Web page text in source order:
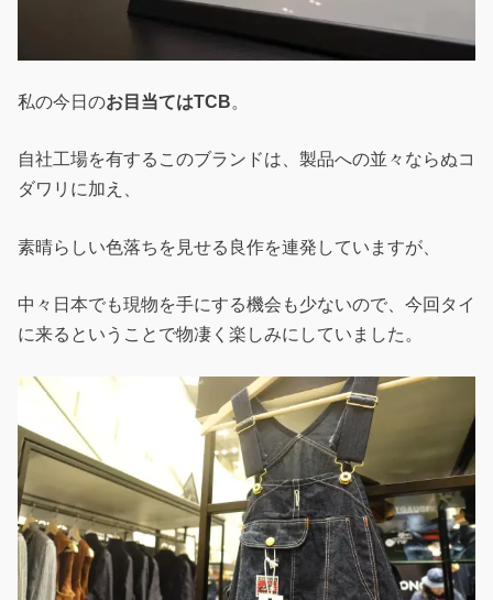
私の今日のお目当てはTCB。
自社工場を有するこのブランドは、製品への並々ならぬコ
ダワリに加え、
素晴らしい色落ちを見せる良作を連発していますが、
中々日本でも現物を手にする機会も少ないので、今回タイ
に来るということで物凄く楽しみにしていました。